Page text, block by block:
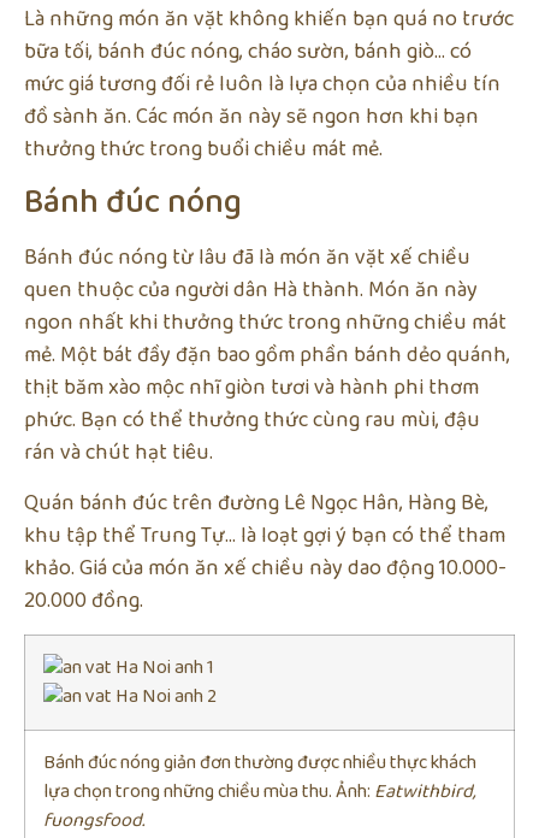
Là những món ăn vặt không khiến bạn quá no trước
bữa tối, bánh đúc nóng, cháo sườn, bánh giò… có
mức giá tương đối rẻ luôn là lựa chọn của nhiều tín
đồ sành ăn. Các món ăn này sẽ ngon hơn khi bạn
thưởng thức trong buổi chiều mát mẻ.
Bánh đúc nóng
Bánh đúc nóng từ lâu đã là món ăn vặt xế chiều
quen thuộc của người dân Hà thành. Món ăn này
ngon nhất khi thưởng thức trong những chiều mát
mẻ. Một bát đầy đặn bao gồm phần bánh dẻo quánh,
thịt băm xào mộc nhĩ giòn tươi và hành phi thơm
phức. Bạn có thể thưởng thức cùng rau mùi, đậu
rán và chút hạt tiêu.
Quán bánh đúc trên đường Lê Ngọc Hân, Hàng Bè,
khu tập thể Trung Tự… là loạt gợi ý bạn có thể tham
khảo. Giá của món ăn xế chiều này dao động 10.000-
20.000 đồng.
Bánh đúc nóng giản đơn thường được nhiều thực khách
lựa chọn trong những chiều mùa thu. Ảnh: Eatwithbird,
fuongsfood.